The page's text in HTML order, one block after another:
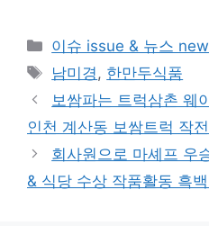
카
테
고
리
이슈 issue & 뉴스
태
그
남미경 , 한만두식품
보쌈파는 트럭삼촌 웨
인천 계산동 보쌈트럭 작
회사원으로 마셰프 우
& 식당 수상 작품활동 흑